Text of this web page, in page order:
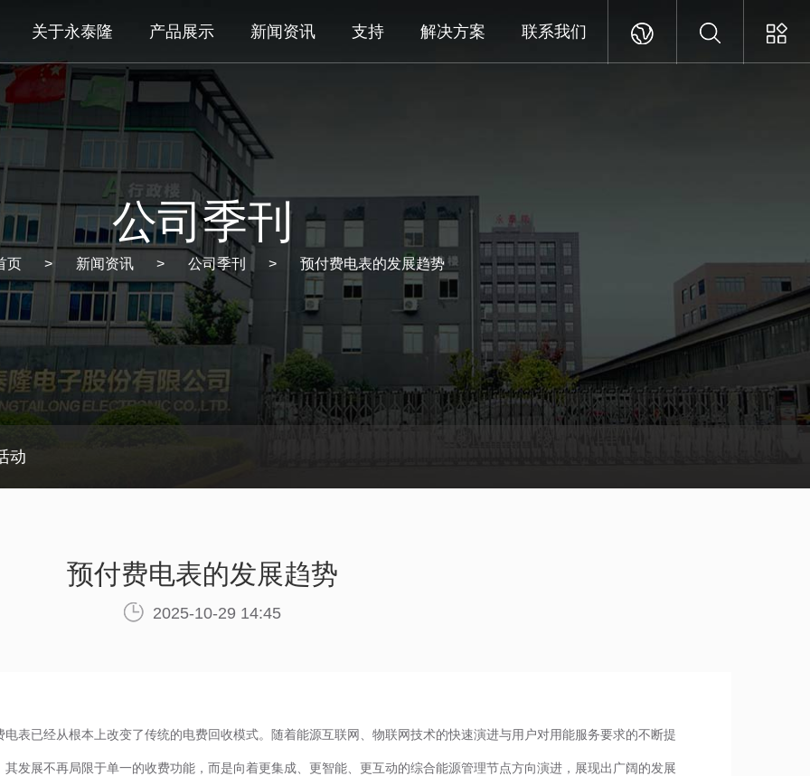
关于永泰隆 产品展示 新闻资讯 支持 解决方案 联系我们
公司季刊
页 新闻资讯 公司季刊 预付费电表的发展趋势
动
预付费电表的发展趋势
2025-10-29 14:45
表已经从根本上改变了传统的电费回收模式。随着能源互联网、物联网技术的快速演进与用户对用能服务要求的不断提
发展不再局限于单一的收费功能，而是向着更集成、更智能、更互动的综合能源管理节点方向演进，展现出广阔的发展